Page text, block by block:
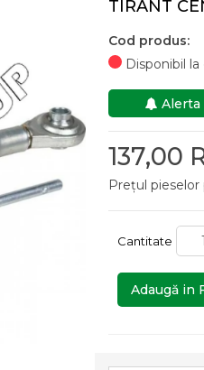
TIRANT
Cod produs:
Disponibil la
Alerta
137,00
Prețul
Cantitate
Adaugă in